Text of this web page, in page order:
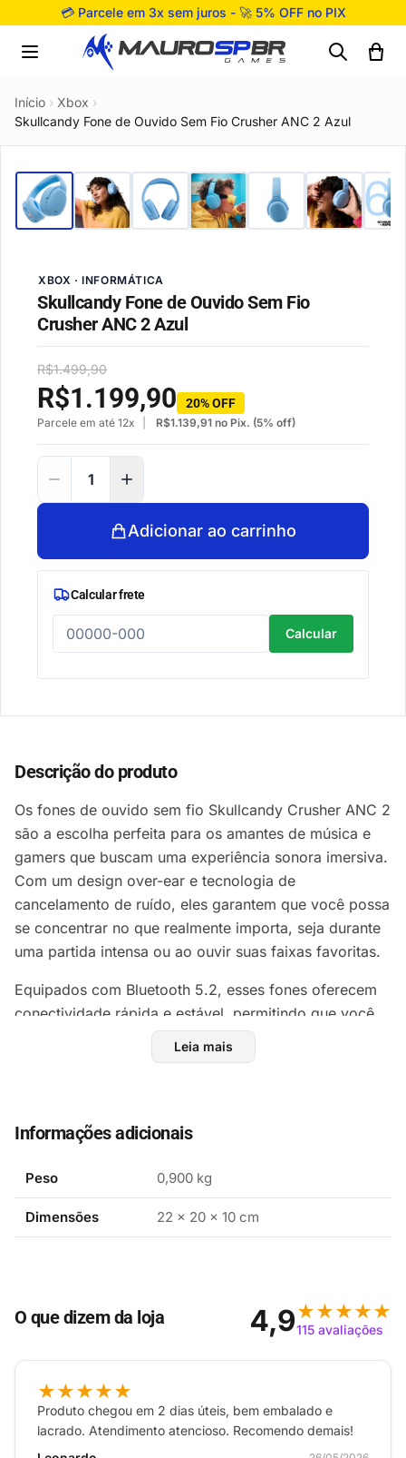
Pular para o conteúdo
💳 Parcele em 3x sem juros - 🚀 5% OFF no PIX
Início › Xbox ›
Skullcandy Fone de Ouvido Sem Fio Crusher ANC 2 Azul
XBOX · INFORMÁTICA
Skullcandy Fone de Ouvido Sem Fio
Crusher ANC 2 Azul
R$1.499,90
R$1.199,90 20% OFF
Parcele em até 12x R$1.139,91 no Pix. (5% off)
Adicionar ao carrinho
Calcular frete
Calcular
Descrição do produto
Os fones de ouvido sem fio Skullcandy Crusher ANC 2
são a escolha perfeita para os amantes de música e
gamers que buscam uma experiência sonora imersiva.
Com um design over-ear e tecnologia de
cancelamento de ruído, eles garantem que você possa
se concentrar no que realmente importa, seja durante
uma partida intensa ou ao ouvir suas faixas favoritas.
Equipados com Bluetooth 5.2, esses fones oferecem
conectividade rápida e estável, permitindo que você
se mova livremente sem se preocupar com fios. O
modelo conta com dois microfones, proporcionando
entretenimento.
A resposta em frequência de 20 Hz a 20 kHz assegura
que você ouça todos os detalhes da sua música,
enquanto a tecnologia TWS proporciona uma
experiência sem interrupções. Com um cabo
Crusher ANC 2 uma opção versátil para qualquer
Leia mais
Informações adicionais
Peso 0,900 kg
Dimensões 22 × 20 × 10 cm
O que dizem da loja 4,9★★★★★
115 avaliações
★★★★★
Produto chegou em 2 dias úteis, bem embalado e
lacrado. Atendimento atencioso. Recomendo demais!